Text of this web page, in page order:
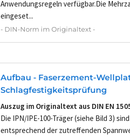
Anwendungsregeln verfügbar.Die
eingeset...
- DIN-Norm im Originaltext -
Aufbau - Faserzement-
Schlagfestigkeitsprüfung
Auszug im Originaltext aus DIN EN
Die IPN/IPE-100-Träger (siehe Bild 3)
entsprechend der zutreffenden